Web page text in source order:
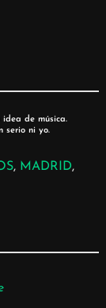
de música.
serio ni yo.
, MADRID ,